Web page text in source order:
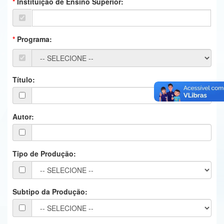
Ministério da Ciência, Tecnologia, Inovações e Comunicações
Ministério do Turismo
Controladoria-Geral da União
Secretaria-Geral
Secretaria de Governo
Gabinete de Segurança Institucional
Advocacia-Geral da União
Banco Central do Brasil
Programa:
Título:
Autor:
Tipo de Produção:
Subtipo da Produção: